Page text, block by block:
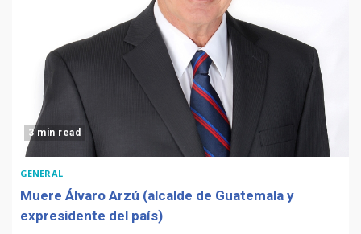
3 min read
GENERAL
Muere Álvaro Arzú (alcalde de Guatemala y
expresidente del país)